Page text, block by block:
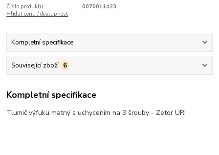
Číslo produktu:
0070011423
Hlídat cenu / dostupnost
Kompletní specifikace
Související zboží 6
Kompletní specifikace
Tlumič výfuku matný s uchycením na 3 šrouby - Zetor URI